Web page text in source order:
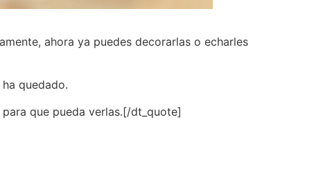
ahora ya puedes decorarlas o echarles
quedado.
para que pueda verlas.[/dt_quote]